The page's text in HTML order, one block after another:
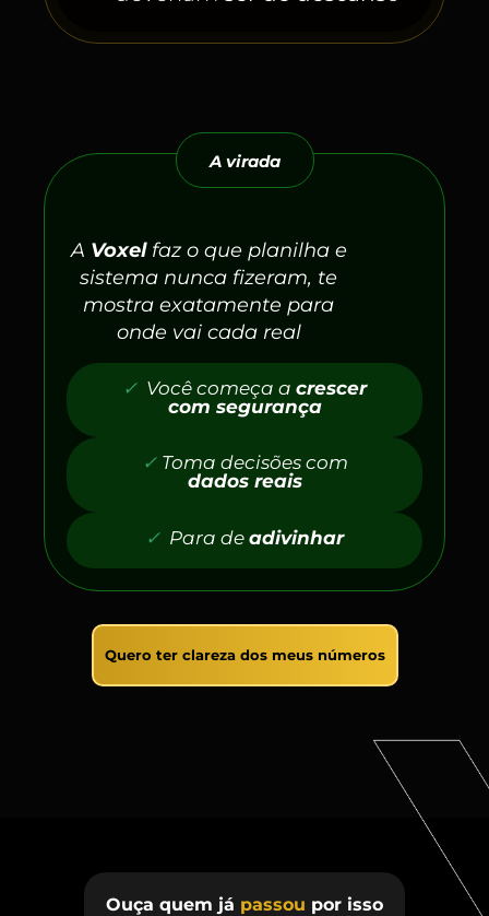
A virada
A Voxelfaz o que planilha e
sistema nunca fizeram, te
mostra exatamente para
onde vai cada real
✓ Você começa a crescer
com segurança
✓Toma decisões com
dados reais
✓ Para de adivinhar
Quero ter clareza dos meus números
Ouça quem já passou por isso